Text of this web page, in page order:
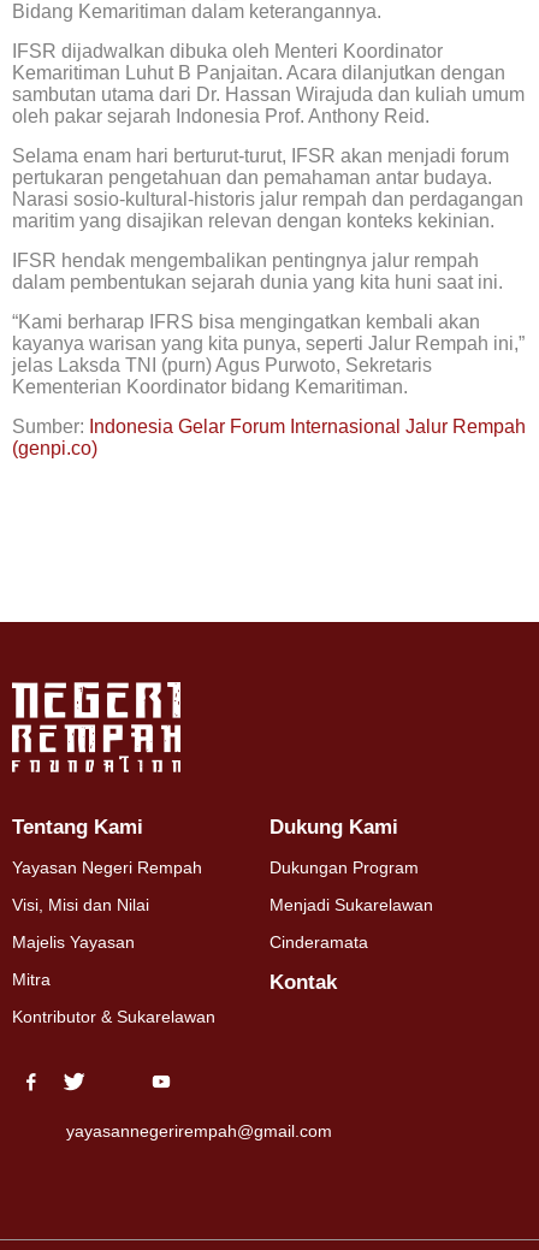
Bidang Kemaritiman dalam keterangannya.
IFSR dijadwalkan dibuka oleh Menteri Koordinator
Kemaritiman Luhut B Panjaitan. Acara dilanjutkan dengan
sambutan utama dari Dr. Hassan Wirajuda dan kuliah umum
oleh pakar sejarah Indonesia Prof. Anthony Reid.
Selama enam hari berturut-turut, IFSR akan menjadi forum
pertukaran pengetahuan dan pemahaman antar budaya.
Narasi sosio-kultural-historis jalur rempah dan perdagangan
maritim yang disajikan relevan dengan konteks kekinian.
IFSR hendak mengembalikan pentingnya jalur rempah
dalam pembentukan sejarah dunia yang kita huni saat ini.
“Kami berharap IFRS bisa mengingatkan kembali akan
kayanya warisan yang kita punya, seperti Jalur Rempah ini,”
jelas Laksda TNI (purn) Agus Purwoto, Sekretaris
Kementerian Koordinator bidang Kemaritiman.
Sumber: Indonesia Gelar Forum Internasional Jalur Rempah
(genpi.co)
Tentang Kami
Yayasan Negeri Rempah
Visi, Misi dan Nilai
Majelis Yayasan
Mitra
Kontributor & Sukarelawan
Dukung Kami
Dukungan Program
Menjadi Sukarelawan
Cinderamata
Kontak
yayasannegerirempah@gmail.com